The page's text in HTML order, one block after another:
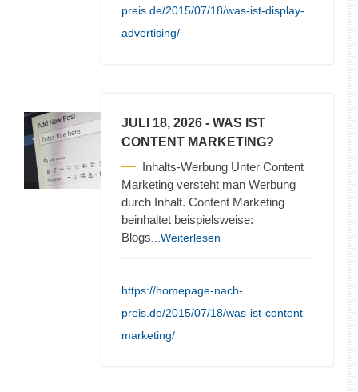
preis.de/2015/07/18/was-ist-display-
advertising/
JULI 18, 2026 - WAS IST
CONTENT MARKETING?
Inhalts-Werbung Unter Content
Marketing versteht man Werbung
durch Inhalt. Content Marketing
beinhaltet beispielsweise:
Blogs ...Weiterlesen
https://homepage-nach-
preis.de/2015/07/18/was-ist-content-
marketing/